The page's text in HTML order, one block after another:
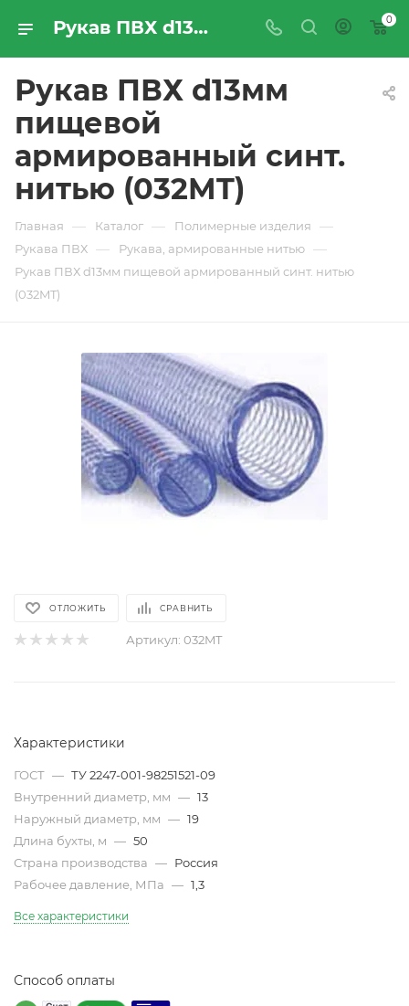
Рукав ПВХ d13мм пищевой армированный синт. нитью (032MT) - купить по цене производителя с доставкой по Москве и России | ПРОМРЕСУРССЕРВИС 0
Рукав ПВХ d13мм
пищевой
армированный синт.
нитью (032MT)
Главная — Каталог — Полимерные изделия —
Рукава ПВХ — Рукава, армированные нитью —
Рукав ПВХ d13мм пищевой армированный синт. нитью
(032MT)
ОТЛОЖИТЬ СРАВНИТЬ
Артикул: 032MT
Характеристики
ГОСТ — ТУ 2247-001-98251521-09
Внутренний диаметр, мм — 13
Наружный диаметр, мм — 19
Длина бухты, м — 50
Страна производства — Россия
Рабочее давление, МПа — 1,3
Все характеристики
Способ оплаты